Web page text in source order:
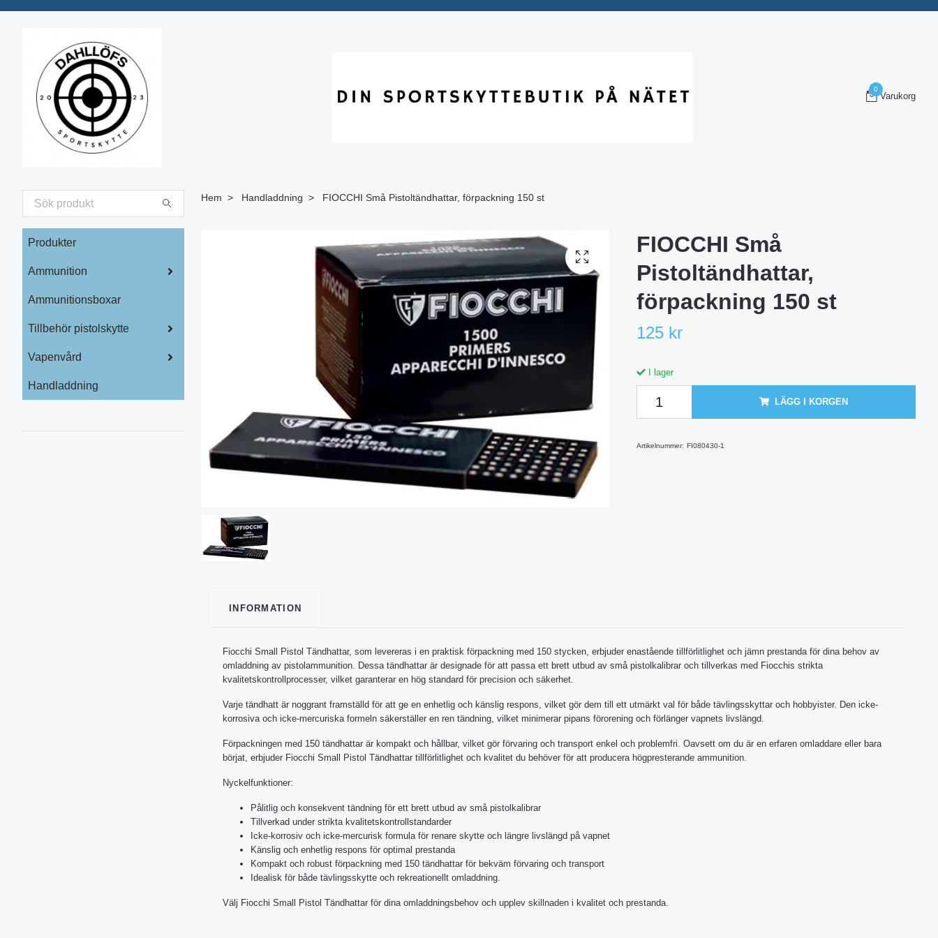
0
Varukorg
Produkter
Ammunition
Ammunitionsboxar
Tillbehör pistolskytte
Vapenvård
Handladdning
Hem Handladdning FIOCCHI Små Pistoltändhattar, förpackning 150 st
FIOCCHI Små
Pistoltändhattar,
förpackning 150 st
125 kr
I lager
LÄGG I KORGEN
Artikelnummer: FI080430-1
INFORMATION
Fiocchi Small Pistol Tändhattar, som levereras i en praktisk förpackning med 150 stycken, erbjuder enastående tillförlitlighet och jämn prestanda för dina behov av
omladdning av pistolammunition. Dessa tändhattar är designade för att passa ett brett utbud av små pistolkalibrar och tillverkas med Fiocchis strikta
kvalitetskontrollprocesser, vilket garanterar en hög standard för precision och säkerhet.
Varje tändhatt är noggrant framställd för att ge en enhetlig och känslig respons, vilket gör dem till ett utmärkt val för både tävlingsskyttar och hobbyister. Den icke-
korrosiva och icke-mercuriska formeln säkerställer en ren tändning, vilket minimerar pipans förorening och förlänger vapnets livslängd.
Förpackningen med 150 tändhattar är kompakt och hållbar, vilket gör förvaring och transport enkel och problemfri. Oavsett om du är en erfaren omladdare eller bara
börjat, erbjuder Fiocchi Small Pistol Tändhattar tillförlitlighet och kvalitet du behöver för att producera högpresterande ammunition.
Nyckelfunktioner:
Pålitlig och konsekvent tändning för ett brett utbud av små pistolkalibrar
Tillverkad under strikta kvalitetskontrollstandarder
Icke-korrosiv och icke-mercurisk formula för renare skytte och längre livslängd på vapnet
Känslig och enhetlig respons för optimal prestanda
Kompakt och robust förpackning med 150 tändhattar för bekväm förvaring och transport
Idealisk för både tävlingsskytte och rekreationellt omladdning.
Välj Fiocchi Small Pistol Tändhattar för dina omladdningsbehov och upplev skillnaden i kvalitet och prestanda.